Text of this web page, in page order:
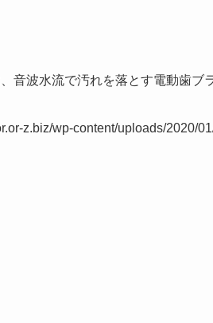
音波水流で汚れを落とす電動歯ブ
z.biz/wp-content/uploads/2020/